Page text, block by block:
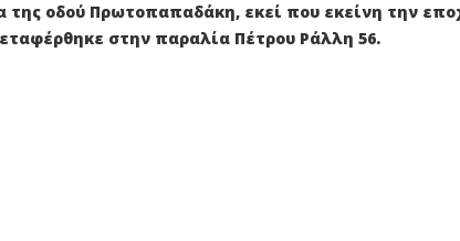
της οδού Πρωτοπαπαδάκη, εκεί που εκείνη την
στην παραλία Πέτρου Ράλλη 56.